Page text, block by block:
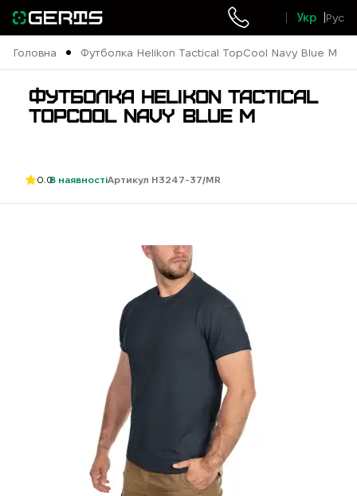
Укр Рус
Головна Футболка Helikon Tactical TopCool Navy Blue M
ФУТБОЛКА HELIKON TACTICAL
TOPCOOL NAVY BLUE M
0.0В наявностіАртикул H3247-37/MR